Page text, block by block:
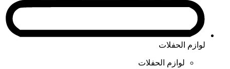
لوازم الحفلات
لوازم الحفلات